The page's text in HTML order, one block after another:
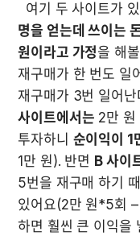
여기 두 사이트가
명을 얻는데 쓰이는
원이라고 가정을 해
재구매가 한 번도 일
재구매가 3번 일어
사이트에서는 2만 원
투자하니 순이익이 1
1만 원). 반면 B 사이
5번을 재구매 하기 때
있어요(2만 원*5회
하면 훨씬 큰 이익을